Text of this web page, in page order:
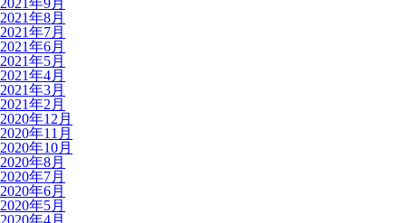
2021年9月
2021年8月
2021年7月
2021年6月
2021年5月
2021年4月
2021年3月
2021年2月
2020年12月
2020年11月
2020年10月
2020年8月
2020年7月
2020年6月
2020年5月
2020年4月